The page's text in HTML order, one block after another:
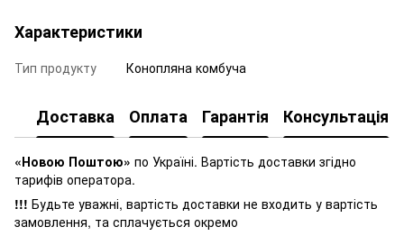
Характеристики
Тип продукту Конопляна комбуча
Доставка Оплата Гарантія Консультація
«Новою Поштою» по Україні. Вартість доставки згідно
тарифів оператора.
!!! Будьте уважні, вартість доставки не входить у вартість
замовлення, та сплачується окремо